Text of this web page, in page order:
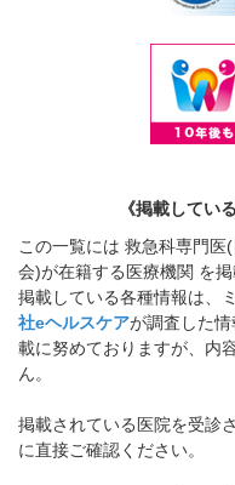
《掲載してい
この一覧には 救急科専門
会)が在籍する医療機関 を掲
掲載している各種情報は、
社eヘルスケアが調査した
載に努めておりますが、内
ん。
掲載されている医院を受診
に直接ご確認ください。